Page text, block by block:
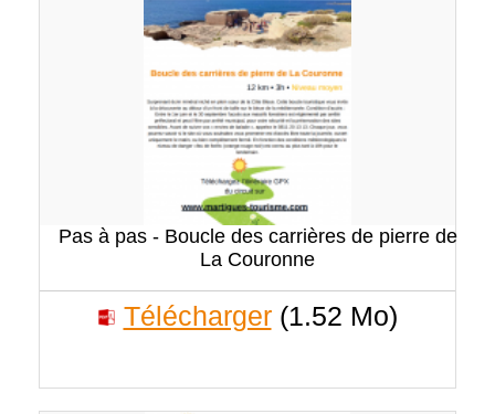
Pas à pas - Boucle des carrières de pierre de
La Couronne
Télécharger (1.52 Mo)